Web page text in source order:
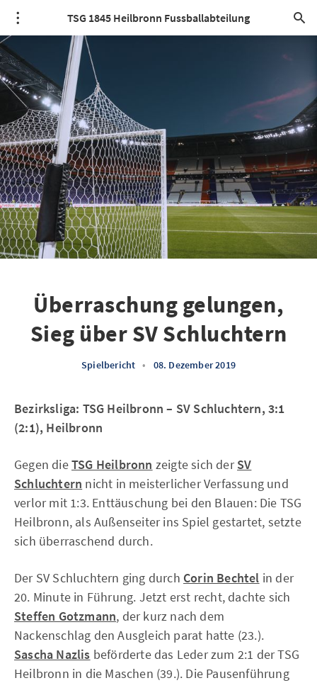
TSG 1845 Heilbronn Fussballabteilung
Überraschung gelungen,
Sieg über SV Schluchtern
Spielbericht • 08. Dezember 2019
Bezirksliga: TSG Heilbronn – SV Schluchtern, 3:1
(2:1), Heilbronn
Gegen dieTSG Heilbronn zeigte sich derSV
Schluchtern nicht in meisterlicher Verfassung und
verlor mit 1:3. Enttäuschung bei den Blauen: Die TSG
Heilbronn, als Außenseiter ins Spiel gestartet, setzte
sich überraschend durch.
Der SV Schluchtern ging durch Corin Bechtel in der
20. Minute in Führung. Jetzt erst recht, dachte sich
Steffen Gotzmann, der kurz nach dem
Nackenschlag den Ausgleich parat hatte (23.).
Sascha Nazlis beförderte das Leder zum 2:1 der TSG
Heilbronn in die Maschen (39.). Die Pausenführung